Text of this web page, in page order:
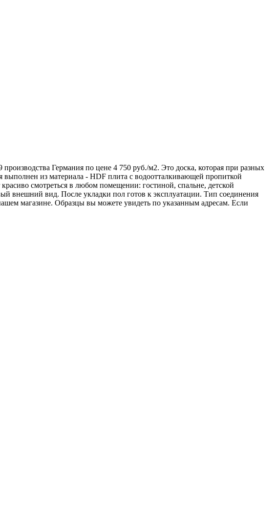
Германия по цене 4 750 руб./м2. Это доска, которая при разных
из материала - HDF плита с водоотталкивающей пропиткой
смотреться в любом помещении: гостиной, спальне, детской
внешний вид. После укладки пол готов к эксплуатации. Тип соединения
магазине. Образцы вы можете увидеть по указанным адресам. Если